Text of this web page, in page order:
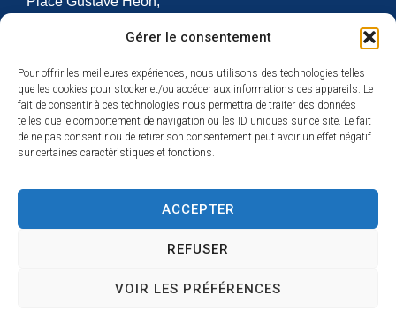
Gérer le consentement
Pour offrir les meilleures expériences, nous utilisons des technologies telles
que les cookies pour stocker et/ou accéder aux informations des appareils. Le
fait de consentir à ces technologies nous permettra de traiter des données
telles que le comportement de navigation ou les ID uniques sur ce site. Le fait
de ne pas consentir ou de retirer son consentement peut avoir un effet négatif
sur certaines caractéristiques et fonctions.
ACCEPTER
REFUSER
VOIR LES PRÉFÉRENCES
27307 BERNAY
02 32 46 63 00
Contact
Horaires d’ouverture
Du lundi au vendredi :
et de 13h30 à 17h